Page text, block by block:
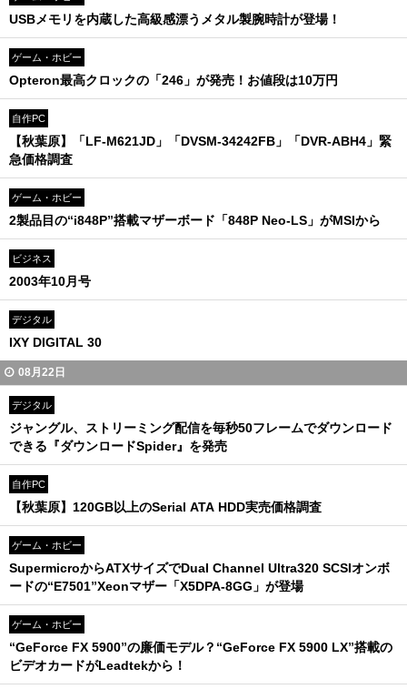
USBメモリを内蔵した高級感漂うメタル製腕時計が登場！
ゲーム・ホビー
Opteron最高クロックの「246」が発売！お値段は10万円
自作PC
【秋葉原】「LF-M621JD」「DVSM-34242FB」「DVR-ABH4」緊
急価格調査
ゲーム・ホビー
2製品目の“i848P”搭載マザーボード「848P Neo-LS」がMSIから
ビジネス
2003年10月号
デジタル
IXY DIGITAL 30
08月22日
デジタル
ジャングル、ストリーミング配信を毎秒50フレームでダウンロード
できる『ダウンロードSpider』を発売
自作PC
【秋葉原】120GB以上のSerial ATA HDD実売価格調査
ゲーム・ホビー
SupermicroからATXサイズでDual Channel Ultra320 SCSIオンボ
ードの“E7501”Xeonマザー「X5DPA-8GG」が登場
ゲーム・ホビー
“GeForce FX 5900”の廉価モデル？“GeForce FX 5900 LX”搭載の
ビデオカードがLeadtekから！